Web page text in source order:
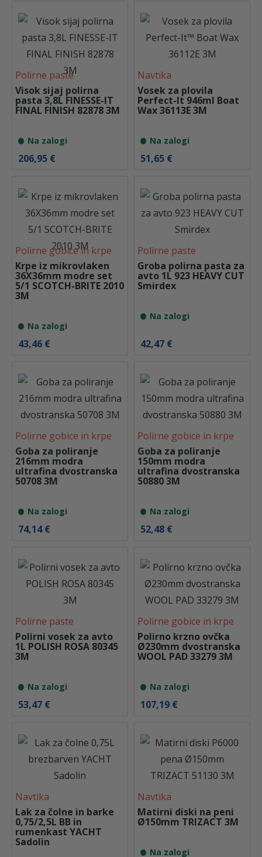
Polirne paste
Visok sijaj polirna
pasta 3,8L FINESSE-IT
FINAL FINISH 82878 3M
Na zalogi
206,95 €
Navtika
Vosek za plovila
Perfect-It 946ml Boat
Wax 36113E 3M
Na zalogi
51,65 €
Polirne gobice in krpe
Krpe iz mikrovlaken
36X36mm modre set
5/1 SCOTCH-BRITE 2010
3M
Na zalogi
43,46 €
Polirne paste
Groba polirna pasta za
avto 1L 923 HEAVY CUT
Smirdex
Na zalogi
42,47 €
Polirne gobice in krpe
Goba za poliranje
216mm modra
ultrafina dvostranska
50708 3M
Na zalogi
74,14€
Polirne gobice in krpe
Goba za poliranje
150mm modra
ultrafina dvostranska
50880 3M
Na zalogi
52,48 €
Polirne paste
Polirni vosek za avto
1L POLISH ROSA 80345
3M
Na zalogi
53,47 €
Polirne gobice in krpe
Polirno krzno ovčka
Ø230mm dvostranska
WOOL PAD 33279 3M
Na zalogi
107,19 €
Navtika
Lak za čolne in barke
0,75/2,5L BB in
rumenkast YACHT
Sadolin
Navtika
Matirni diski na peni
Ø150mm TRIZACT 3M
Na zalogi